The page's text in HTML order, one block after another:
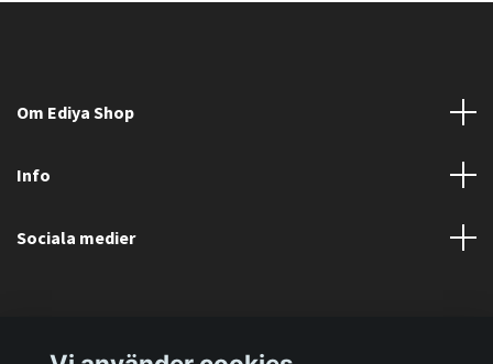
Om Ediya Shop
Info
Sociala medier